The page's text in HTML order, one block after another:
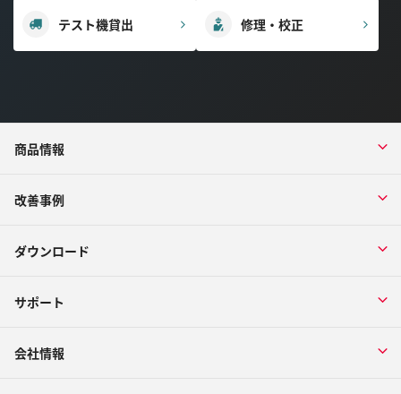
テスト機貸出 修理・校正
商品情報
改善事例
ダウンロード
サポート
会社情報